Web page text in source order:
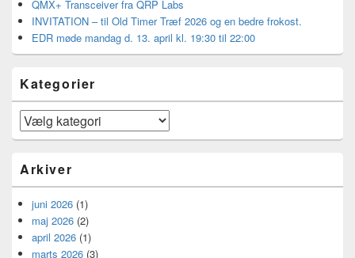
QMX+ Transceiver fra QRP Labs
INVITATION – til Old Timer Træf 2026 og en bedre frokost.
EDR møde mandag d. 13. april kl. 19:30 til 22:00
Kategorier
Kategorier
Arkiver
juni 2026 (1)
maj 2026 (2)
april 2026 (1)
marts 2026 (3)